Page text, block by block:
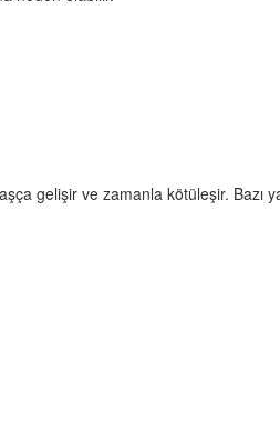
gelişir ve zamanla kötüleşir. Bazı